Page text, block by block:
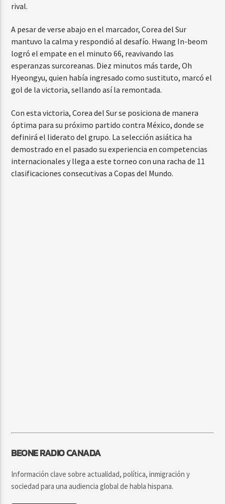
rival.
A pesar de verse abajo en el marcador, Corea del Sur
mantuvo la calma y respondió al desafío. Hwang In-beom
logró el empate en el minuto 66, reavivando las
esperanzas surcoreanas. Diez minutos más tarde, Oh
Hyeongyu, quien había ingresado como sustituto, marcó el
gol de la victoria, sellando así la remontada.
Con esta victoria, Corea del Sur se posiciona de manera
óptima para su próximo partido contra México, donde se
definirá el liderato del grupo. La selección asiática ha
demostrado en el pasado su experiencia en competencias
internacionales y llega a este torneo con una racha de 11
clasificaciones consecutivas a Copas del Mundo.
BEONE RADIO CANADA
Información clave sobre actualidad, política, inmigración y
sociedad para una audiencia global de habla hispana.